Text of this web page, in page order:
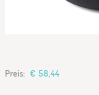
Preis: € 58,44